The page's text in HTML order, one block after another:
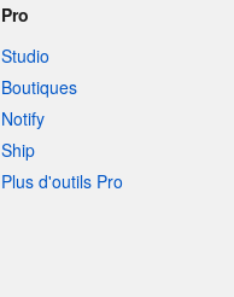
Pro
Studio
Boutiques
Notify
Ship
Plus d'outils Pro